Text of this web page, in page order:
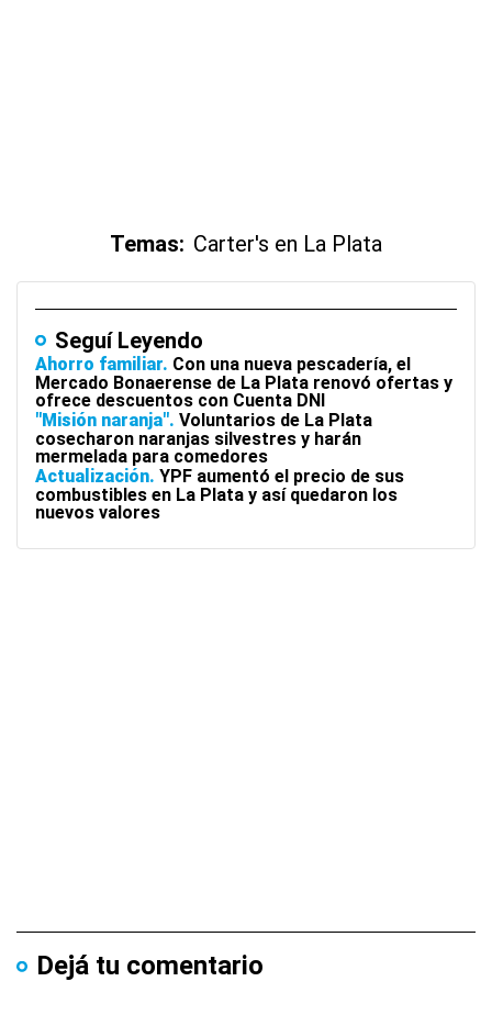
Temas: Carter's en La Plata
Seguí Leyendo
Ahorro familiar Con una nueva pescadería, el
Mercado Bonaerense de La Plata renovó ofertas y
ofrece descuentos con Cuenta DNI
"Misión naranja" Voluntarios de La Plata
cosecharon naranjas silvestres y harán
mermelada para comedores
Actualización YPF aumentó el precio de sus
combustibles en La Plata y así quedaron los
nuevos valores
Dejá tu comentario